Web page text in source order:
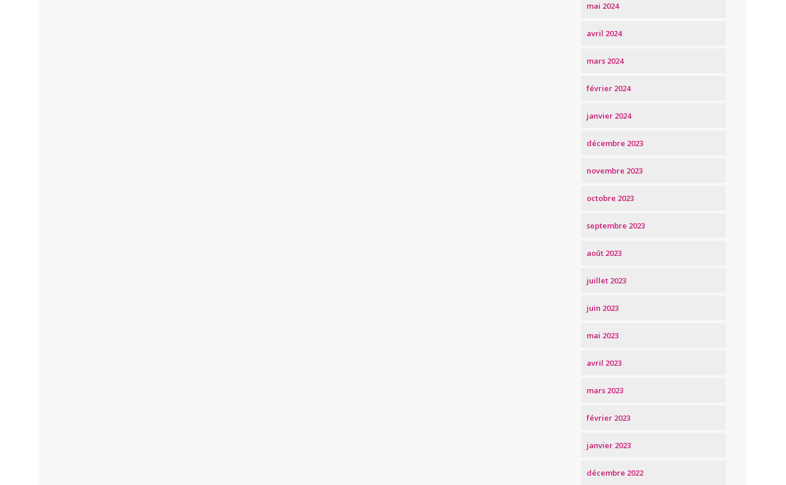
mai 2024
avril 2024
mars 2024
février 2024
janvier 2024
décembre 2023
novembre 2023
octobre 2023
septembre 2023
août 2023
juillet 2023
juin 2023
mai 2023
avril 2023
mars 2023
février 2023
janvier 2023
décembre 2022